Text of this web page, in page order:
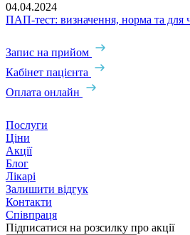
04.04.2024
ПАП-тест: визначення, норма та для
Запис на прийом
Кабінет пацієнта
Оплата онлайн
Послуги
Ціни
Акції
Блог
Лікарі
Залишити відгук
Контакти
Співпраця
Підписатися на розсилку про акції